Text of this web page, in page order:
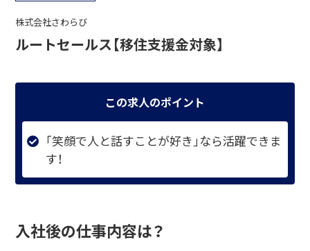
株式会社さわらび
ルートセールス【移住支援金対象】
この求人のポイント
｢笑顔で人と話すことが好き｣なら活躍できま
す！
入社後の仕事内容は？